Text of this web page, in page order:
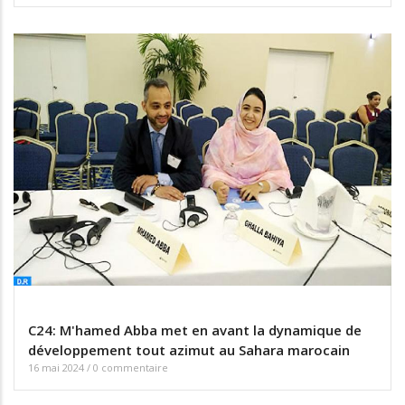
C24: M'hamed Abba met en avant la dynamique de
développement tout azimut au Sahara marocain
16 mai 2024 / 0 commentaire